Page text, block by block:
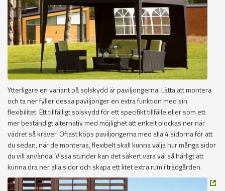
Ytterligare en variant på solskydd är paviljongerna. Lätta att montera
och ta ner fyller dessa paviljonger en extra funktion med sin
flexibilitet. Ett tillfälligt solskydd för ett specifikt tillfälle eller som ett
mer beständigt alternativ med möjlighet att enkelt plockas ner när
vädret så kräver. Oftast köps paviljongerna med alla 4 sidorna för att
du sedan, när de monteras, flexibelt skall kunna välja hur många sidor
du vill använda. Vissa stunder kan det säkert vara väl så härligt att
kunna dra ner alla sidor och skapa ett litet extra rum i trädgården.